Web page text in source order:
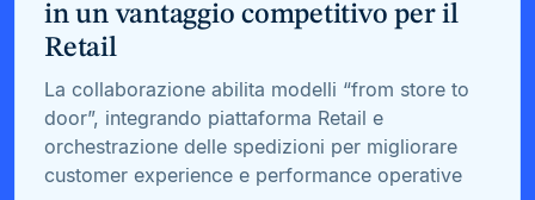
in un vantaggio competitivo per il
Retail
La collaborazione abilita modelli “from store to
door”, integrando piattaforma Retail e
orchestrazione delle spedizioni per migliorare
customer experience e performance operative